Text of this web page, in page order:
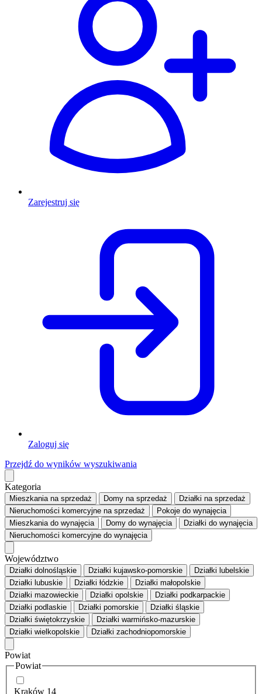
Zarejestruj się
Zaloguj się
Przejdź do wyników wyszukiwania
Kategoria
Mieszkaniana sprzedaż Domy na sprzedaż Działki na sprzedaż
Nieruchomości komercyjne na sprzedaż Pokoje do wynajęcia
Mieszkaniado wynajęcia Domy do wynajęcia Działki do wynajęcia
Nieruchomości komercyjne do wynajęcia
Województwo
Działki dolnośląskie Działki kujawsko-pomorskie
Działki lubelskie
Działki lubuskie
Działki łódzkie
Działki małopolskie
Działki mazowieckie
Działki opolskie
Działki podkarpackie
Działki podlaskie
Działki pomorskie
Działki śląskie
Działki świętokrzyskie
Działki warmińsko-mazurskie
Działki wielkopolskie
Działki zachodniopomorskie
Powiat
Powiat
Kraków 14